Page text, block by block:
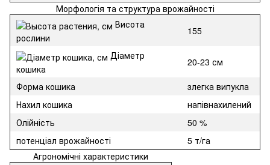
Морфологія та структура врожайності
Висота
рослини
155
Діаметр
кошика
20-23 см
Форма кошика
злегка випукла
Нахил кошика
напівнахилений
Олійність
50 %
потенціал врожайності
5 т/га
Агрономічні характеристики